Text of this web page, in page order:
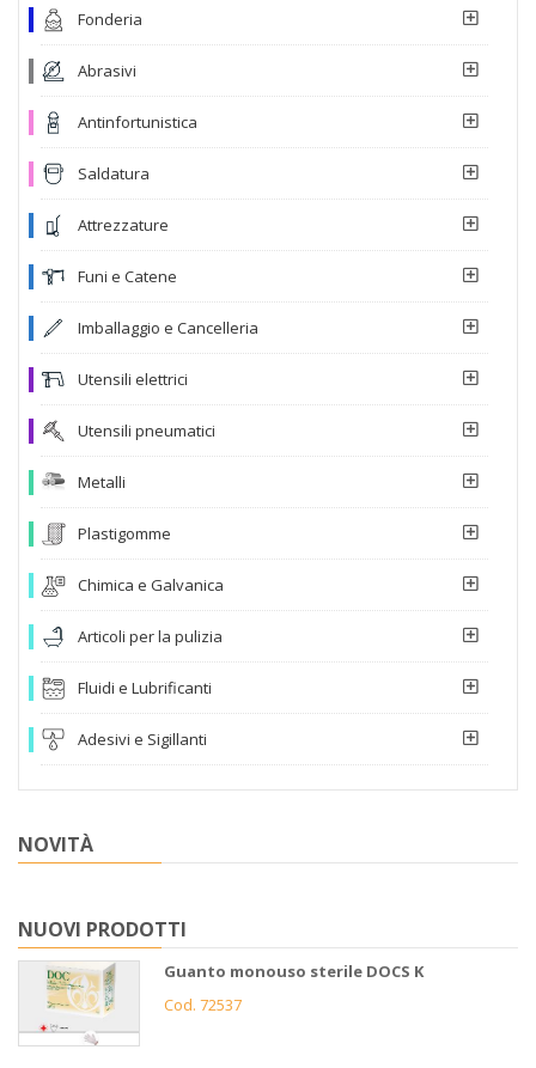
Fonderia
Abrasivi
Antinfortunistica
Saldatura
Attrezzature
Funi e Catene
Imballaggio e Cancelleria
Utensili elettrici
Utensili pneumatici
Metalli
Plastigomme
Chimica e Galvanica
Articoli per la pulizia
Fluidi e Lubrificanti
Adesivi e Sigillanti
NOVITÀ
NUOVI PRODOTTI
Guanto monouso sterile DOCS K
Cod. 72537